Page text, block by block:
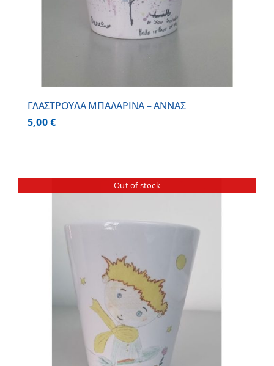
ΓΛΑΣΤΡΟΥΛΑ ΜΠΑΛΑΡΙΝΑ – ΑΝΝΑΣ
5,00€
Out of stock